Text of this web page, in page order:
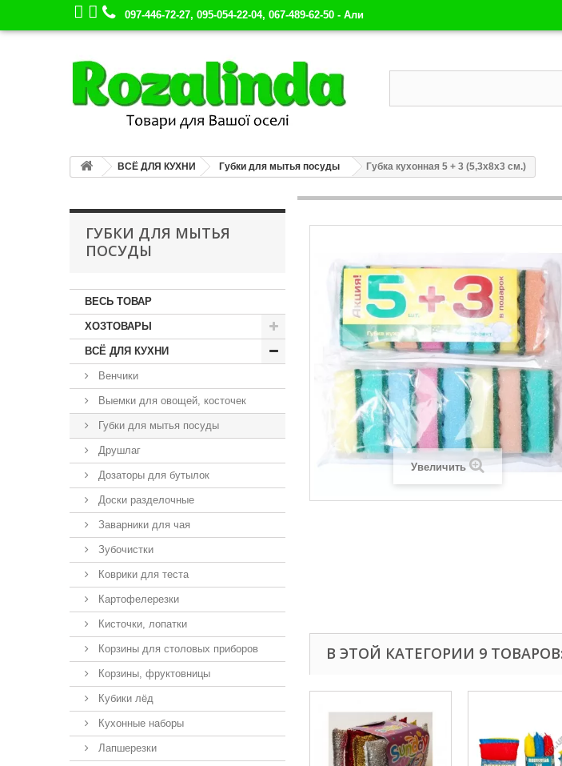
097-446-72-27, 095-054-22-04, 067-489-62-50 - Али
ВСЁ ДЛЯ КУХНИ Губки для мытья посуды Губка кухонная 5 + 3 (5,3х8х3 см.)
ГУБКИ ДЛЯ МЫТЬЯ
ПОСУДЫ
ВЕСЬ ТОВАР
ХОЗТОВАРЫ
ВСЁ ДЛЯ КУХНИ
Венчики
Выемки для овощей, косточек
Губки для мытья посуды
Друшлаг
Дозаторы для бутылок
Доски разделочные
Заварники для чая
Зубочистки
Коврики для теста
Картофелерезки
Кисточки, лопатки
Корзины для столовых приборов
Корзины, фруктовницы
Кубики лёд
Кухонные наборы
Лапшерезки
Увеличить
В ЭТОЙ КАТЕГОРИИ 9 ТОВАРОВ: